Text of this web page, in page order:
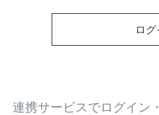
ログ
連携サービスでログイン